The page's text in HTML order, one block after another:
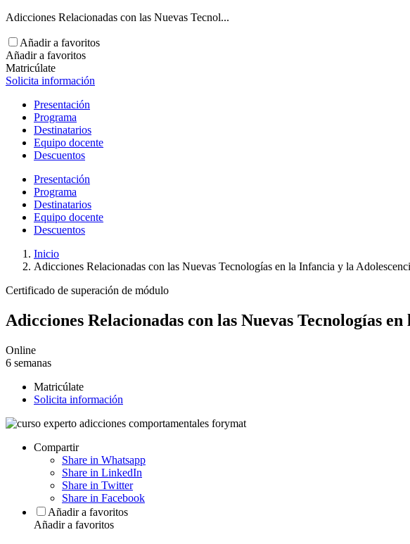
Adicciones Relacionadas con las Nuevas Tecnol...
Añadir a favoritos
Añadir a favoritos
Matricúlate
Solicita información
Presentación
Programa
Destinatarios
Equipo docente
Descuentos
Presentación
Programa
Destinatarios
Equipo docente
Descuentos
Inicio
Adicciones Relacionadas con las Nuevas Tecnologías en la Infancia y la
Certificado de superación de módulo
Adicciones Relacionadas con las Nuevas Tecnologías
Online
6 semanas
Matricúlate
Solicita información
Compartir
Share in Whatsapp
Share in LinkedIn
Share in Twitter
Share in Facebook
Añadir a favoritos
Añadir a favoritos